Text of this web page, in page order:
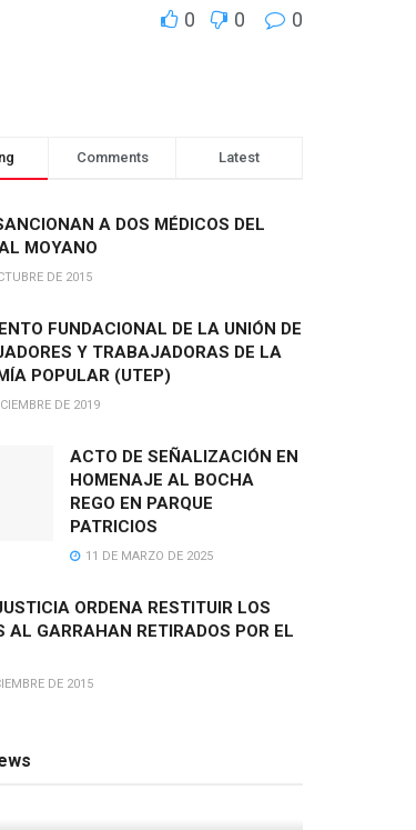
0 0 0
Comments Latest
A DOS MÉDICOS DEL
MOYANO
DE 2015
FUNDACIONAL DE LA UNIÓN DE
Y TRABAJADORAS DE LA
POPULAR (UTEP)
DE 2019
ACTO DE SEÑALIZACIÓN EN
HOMENAJE AL BOCHA
REGO EN PARQUE
PATRICIOS
11 DE MARZO DE 2025
ORDENA RESTITUIR LOS
AL GARRAHAN RETIRADOS POR EL
DE 2015